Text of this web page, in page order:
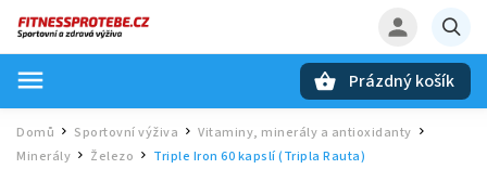
Prázdný košík
Domů / Sportovní výživa / Vitaminy, minerály a antioxidanty
Minerály / Železo / Triple Iron 60 kapslí (Tripla Rauta)